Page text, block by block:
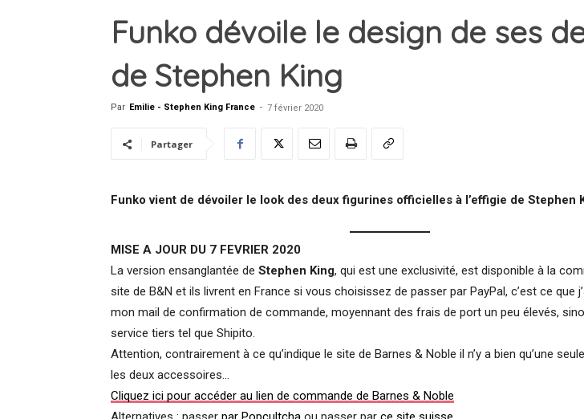
King
Funko dévoile le design de ses
de Stephen King
Par Emilie - Stephen King France - 7 février 2020
Partager
Funko vient de dévoiler le look des deux figurines officielles à l’effigie de Stephen
MISE A JOUR DU 7 FEVRIER 2020
La version ensanglantée de Stephen King, qui est une exclusivité, est disponible à la
site de B&N et ils livrent en France si vous choisissez de passer par PayPal, c’est ce que
mon mail de confirmation de commande, moyennant des frais de port un peu élevés,
service tiers tel que Shipito.
Attention, contrairement à ce qu’indique le site de Barnes & Noble il n’y a bien qu’une
les deux accessoires…
Cliquez ici pour accéder au lien de commande de Barnes & Noble